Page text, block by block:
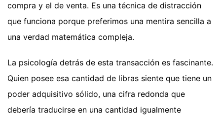
compra y el de venta. Es una técnica de distracción
que funciona porque preferimos una mentira sencilla a
una verdad matemática compleja.
La psicología detrás de esta transacción es fascinante.
Quien posee esa cantidad de libras siente que tiene un
poder adquisitivo sólido, una cifra redonda que
debería traducirse en una cantidad igualmente